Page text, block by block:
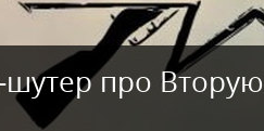
про Вторую